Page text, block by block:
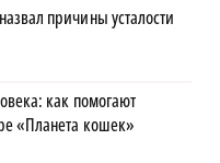
причины усталости
как помогают
«Планета кошек»